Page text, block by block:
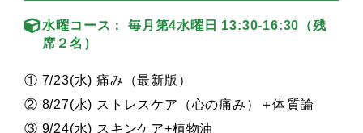
水曜コース： 毎月第4水曜日 13:30-16:30 （残
席２名）
① 7/23(水) 痛み（最新版）
② 8/27(水) ストレスケア（心の痛み）＋体質論
③ 9/24(水) スキンケア+植物油